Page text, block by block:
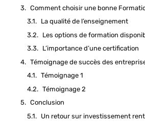
Comment choisir une bonne
La qualité de l’enseignement
Les options de formation
L’importance d’une certification
Témoignage 1
Témoignage 2
Conclusion
Un retour sur investissement